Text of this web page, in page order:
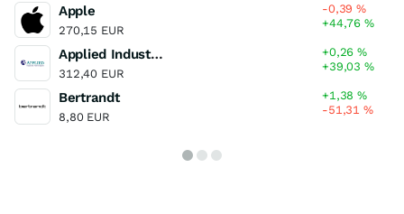
Apple
270,15 EUR
-0,39%
+44,76%
Applied Industrial Technologies
312,40 EUR
+0,26%
+39,03%
Bertrandt
8,80 EUR
+1,38%
-51,31%